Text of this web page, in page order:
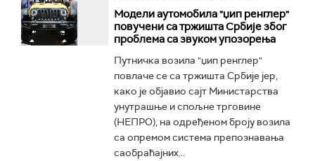
Модели аутомобила "џип ренглер"
повучени са тржишта Србије због
проблема са звуком упозорења
Путничка возила "џип ренглер"
повлаче се са тржишта Србије јер,
како је објавио сајт Министарства
унутрашње и спољне трговине
(НЕПРО), на одређеном броју возила
са опремом система препознавања
саобраћајних...